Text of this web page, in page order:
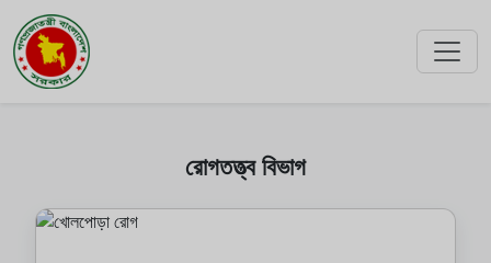
রোগতত্ত্ব বিভাগ